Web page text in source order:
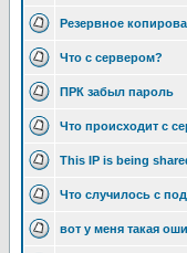
Резервное
Что с сервером?
ПРК забыл пароль
Что происходит с
This IP is being
Что случилось с
вот у меня такая